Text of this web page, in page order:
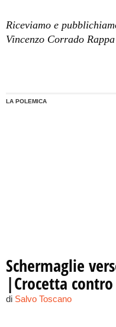
Riceviamo e
Vincenzo Corrado
LA POLEMICA
Schermaglie
|Crocetta
di Salvo Toscano